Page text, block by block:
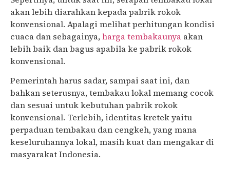
akan lebih diarahkan kepada pabrik rokok
konvensional. Apalagi melihat perhitungan kondisi
cuaca dan sebagainya,harga tembakaunya akan
lebih baik dan bagus apabila ke pabrik rokok
konvensional.
Pemerintah harus sadar, sampai saat ini, dan
bahkan seterusnya, tembakau lokal memang cocok
dan sesuai untuk kebutuhan pabrik rokok
konvensional. Terlebih, identitas kretek yaitu
perpaduan tembakau dan cengkeh, yang mana
keseluruhannya lokal, masih kuat dan mengakar di
masyarakat Indonesia.